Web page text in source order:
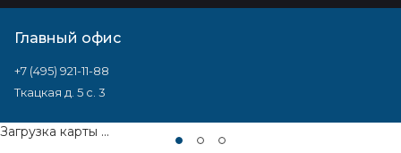
Главный офис
+7 (495) 921-11-88
Ткацкая д. 5 с. 3
Загрузка карты ...